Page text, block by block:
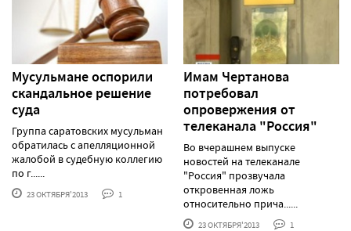
Мусульмане оспорили
скандальное решение
суда
Группа саратовских мусульман
обратилась с апелляционной
жалобой в судебную коллегию
по г......
23 ОКТЯБРЯ'2013 1
Имам Чертанова
потребовал
опровержения от
телеканала "Россия"
Во вчерашнем выпуске
новостей на телеканале
"Россия" прозвучала
откровенная ложь
относительно прича......
23 ОКТЯБРЯ'2013 1